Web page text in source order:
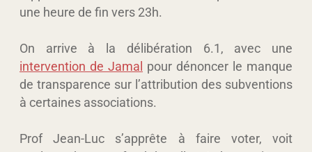
une heure de fin vers 23h.
On arrive à la délibération 6.1, avec une
intervention de Jamal pour dénoncer le manque
de transparence sur l’attribution des subventions
à certaines associations.
Prof Jean-Luc s’apprête à faire voter, voit